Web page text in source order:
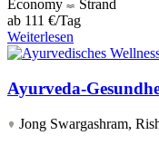
Economy
Strand
ab 111 €/Tag
Weiterlesen
Ayurveda-
Jong Swargashram,